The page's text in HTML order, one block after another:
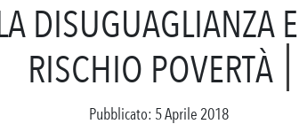
DISUGUAGLIANZA
RISCHIO POVERTÀ
Pubblicato: 5 Aprile 2018